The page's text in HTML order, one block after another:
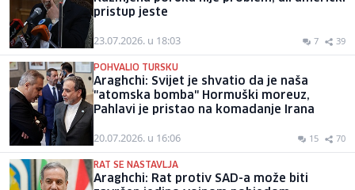
pristup jeste
23.07.2026. u 18:03 7 39
POHVALIO TURSKU
Araghchi: Svijet je shvatio da je naša
"atomska bomba" Hormuški moreuz,
Pahlavi je pristao na komadanje Irana
20.07.2026. u 16:06 15 70
RAT SE NASTAVLJA
Araghchi: Rat protiv SAD-a može biti